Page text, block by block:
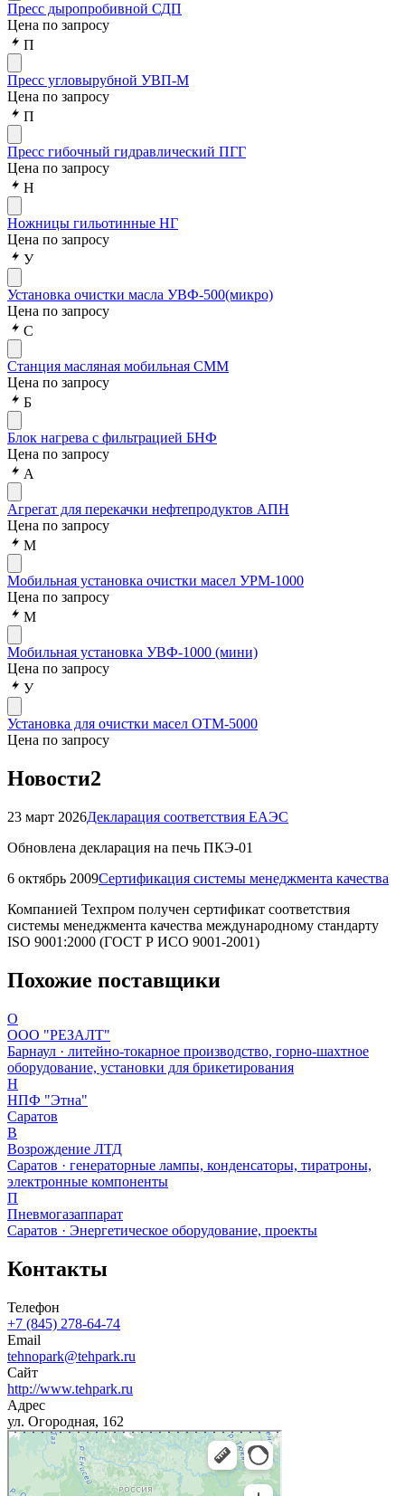
Пресс дыропробивной СДП
Цена по запросу
П
Пресс угловырубной УВП-М
Цена по запросу
П
Пресс гибочный гидравлический ПГГ
Цена по запросу
Н
Ножницы гильотинные НГ
Цена по запросу
У
Установка очистки масла УВФ-500(микро)
Цена по запросу
C
Cтанция масляная мобильная СММ
Цена по запросу
Б
Блок нагрева с фильтрацией БНФ
Цена по запросу
А
Агрегат для перекачки нефтепродуктов АПН
Цена по запросу
М
Мобильная установка очистки масел УРМ-1000
Цена по запросу
М
Мобильная установка УВФ-1000 (мини)
Цена по запросу
У
Установка для очистки масел ОТМ-5000
Цена по запросу
Новости2
23 март 2026Декларация соответствия ЕАЭС
Обновлена декларация на печь ПКЭ-01
6 октябрь 2009Сертификация системы менеджмента качества
Компанией Техпром получен сертификат соответствия
системы менеджмента качества международному стандарту
ISO 9001:2000 (ГОСТ Р ИСО 9001-2001)
Похожие поставщики
О
ООО "РЕЗАЛТ"
Барнаул · литейно-токарное производство, горно-шахтное
оборудование, установки для брикетирования
Н
НПФ "Этна"
Саратов
В
Возрождение ЛТД
Саратов · генераторные лампы, конденсаторы, тиратроны,
электронные компоненты
П
Пневмогазаппарат
Саратов · Энергетическое оборудование, проекты
Контакты
Телефон
+7 (845) 278-64-74
Email
tehnopark@tehpark.ru
Сайт
http://www.tehpark.ru
Адрес
ул. Огородная, 162